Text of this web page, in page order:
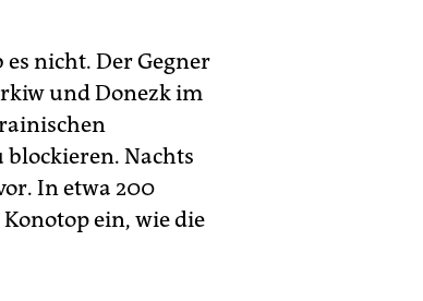
nicht. Der Gegner
und Donezk im
blockieren. Nachts
In etwa 200
ein, wie die